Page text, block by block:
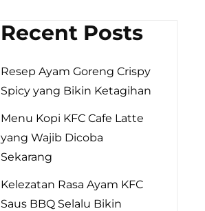
Recent Posts
Resep Ayam Goreng Crispy
Spicy yang Bikin Ketagihan
Menu Kopi KFC Cafe Latte
yang Wajib Dicoba
Sekarang
Kelezatan Rasa Ayam KFC
Saus BBQ Selalu Bikin